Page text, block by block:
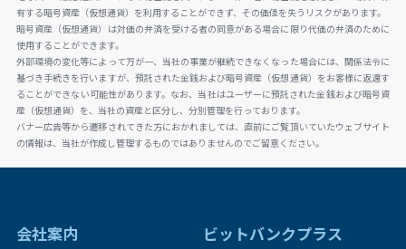
有する暗号資産（仮想通貨）を利用することができず、その価値を失うリスクがあります。
暗号資産（仮想通貨）は対価の弁済を受ける者の同意がある場合に限り代価の弁済のために
使用することができます。
外部環境の変化等によって万が一、当社の事業が継続できなくなった場合には、関係法令に
基づき手続きを行いますが、預託された金銭および暗号資産（仮想通貨）をお客様に返還す
ることができない可能性があります。なお、当社はユーザーに預託された金銭および暗号資
産（仮想通貨）を、当社の資産と区分し、分別管理を行っております。
バナー広告等から遷移されてきた方におかれましては、直前にご覧頂いていたウェブサイト
の情報は、当社が作成し管理するものではありませんのでご留意ください。
会社案内 ビットバンクプラス